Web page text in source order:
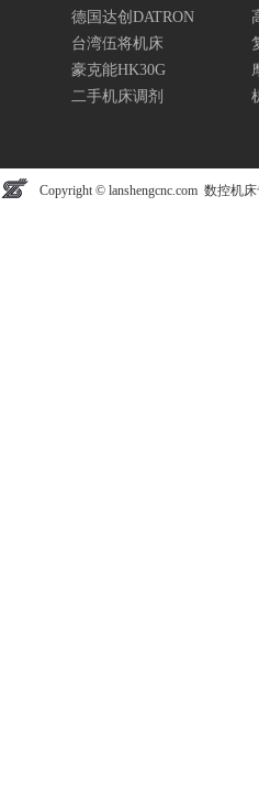
德国达创DATRON
台湾伍将机床
豪克能HK30G
二手机床调剂
Copyright © lanshengcnc.com 数控